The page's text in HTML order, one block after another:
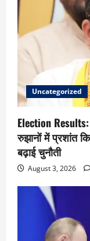
Uncategorized
Election
रुझानों में प्रशांत
बढ़ाई चुनौती
August 3, 2026